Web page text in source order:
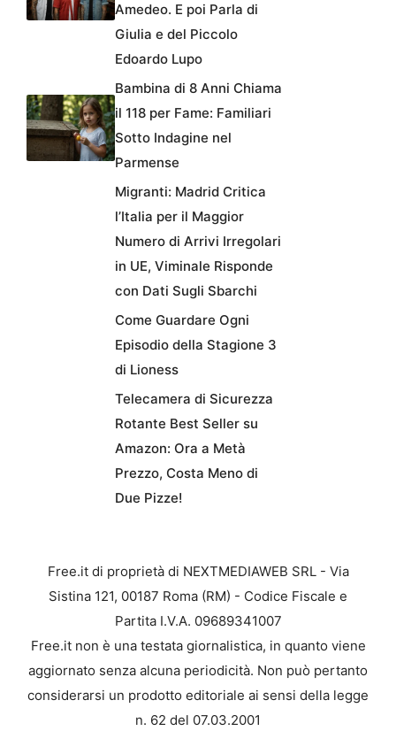
Amedeo. E poi Parla di
Giulia e del Piccolo
Edoardo Lupo
Bambina di 8 Anni Chiama
il 118 per Fame: Familiari
Sotto Indagine nel
Parmense
Migranti: Madrid Critica
l’Italia per il Maggior
Numero di Arrivi Irregolari
in UE, Viminale Risponde
con Dati Sugli Sbarchi
Come Guardare Ogni
Episodio della Stagione 3
di Lioness
Telecamera di Sicurezza
Rotante Best Seller su
Amazon: Ora a Metà
Prezzo, Costa Meno di
Due Pizze!
Free.it di proprietà di NEXTMEDIAWEB SRL - Via
Sistina 121, 00187 Roma (RM) - Codice Fiscale e
Partita I.V.A. 09689341007
Free.it non è una testata giornalistica, in quanto viene
aggiornato senza alcuna periodicità. Non può pertanto
considerarsi un prodotto editoriale ai sensi della legge
n. 62 del 07.03.2001